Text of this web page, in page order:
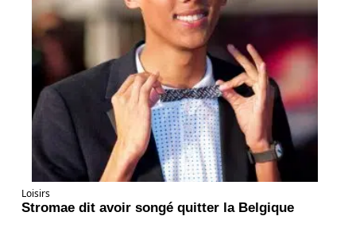
Loisirs
Stromae dit avoir songé quitter la Belgique